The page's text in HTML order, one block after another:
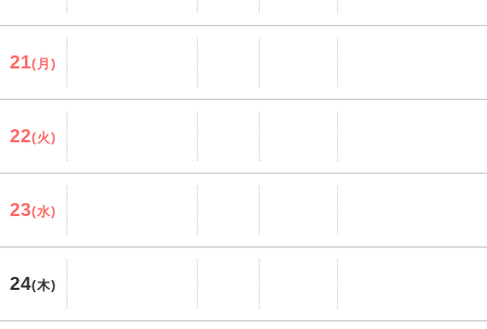
21(月)
22(火)
23(水)
24(木)